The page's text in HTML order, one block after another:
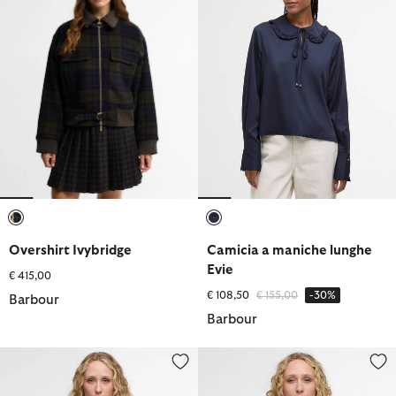
Overshirt Ivybridge
€ 415,00
Barbour
Camicia a maniche lunghe
Evie
€ 108,50 Prezzo ridotto da
€ 155,00a -30%
Barbour
Overshirt in denim Saima Camicia a maniche lunghe Rosie